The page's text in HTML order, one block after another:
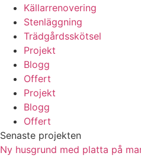
Källarrenovering
Stenläggning
Trädgårdsskötsel
Projekt
Blogg
Offert
Projekt
Blogg
Offert
Senaste projekten
Ny husgrund med platta på